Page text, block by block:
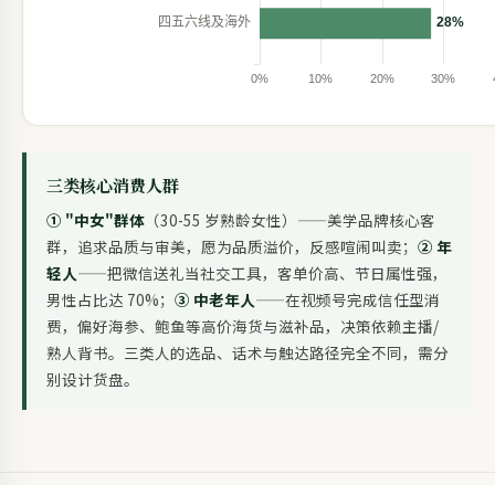
三类核心消费人群
① "中女"群体 （30-55 岁熟龄女性）——美学品牌核心客
群，追求品质与审美，愿为品质溢价，反感喧闹叫卖； ② 年
轻人——把微信送礼当社交工具，客单价高、节日属性强，
男性占比达 70%； ③ 中老年人——在视频号完成信任型消
费，偏好海参、鲍鱼等高价海货与滋补品，决策依赖主播/
熟人背书。三类人的选品、话术与触达路径完全不同，需分
别设计货盘。